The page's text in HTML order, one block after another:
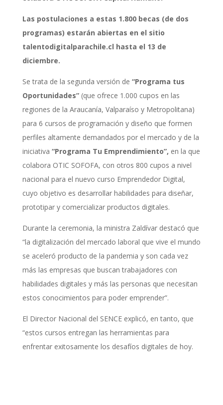
Las postulaciones a estas 1.800 becas (de dos
programas) estarán abiertas en el sitio
talentodigitalparachile.cl hasta el 13 de
diciembre.
Se trata de la segunda versión de “Programa tus
Oportunidades”(que ofrece 1.000 cupos en las
regiones de la Araucanía, Valparaíso y Metropolitana)
para 6 cursos de programación y diseño que formen
perfiles altamente demandados por el mercado y de la
iniciativa “Programa Tu Emprendimiento”, en la que
colabora OTIC SOFOFA, con otros 800 cupos a nivel
nacional para el nuevo curso Emprendedor Digital,
cuyo objetivo es desarrollar habilidades para diseñar,
prototipar y comercializar productos digitales.
Durante la ceremonia, la ministra Zaldívar destacó que
“la digitalización del mercado laboral que vive el mundo
se aceleró producto de la pandemia y son cada vez
más las empresas que buscan trabajadores con
habilidades digitales y más las personas que necesitan
estos conocimientos para poder emprender”.
El Director Nacional del SENCE explicó, en tanto, que
“estos cursos entregan las herramientas para
enfrentar exitosamente los desafíos digitales de hoy.